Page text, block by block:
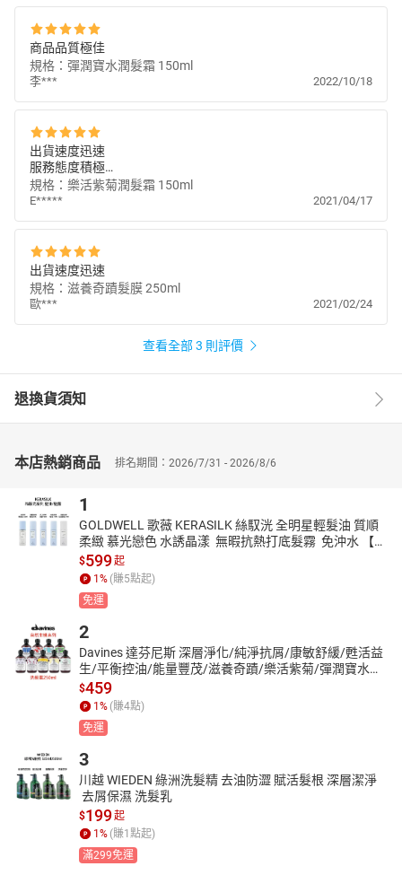
◎滋養奇蹟重建髮膜
適用於一般、細軟、粗硬髮皆可
視覺上立刻見效的髮絲強化效果，重現髮絲亮彩光澤
中到髮尾，靜置3分鐘後梳開後沖淨
說明
依照規定網頁上不得提供成分及使用效果說明，購買前
請親自查詢官網
備註
1.請勿使用在有傷口，紅腫及皮膚異常部位。
2.若使用後產生不適現象，立即停止使用並且洽詢皮膚
科醫師。
3.敏弱性肌膚者,請於耳根部位先做少量使用,無刺激反應
再使用。
4.請將本產品放置陰暗處或是陽光無法直射處保存。
商品品質極佳
規格：彈潤寶水潤髮霜 150ml
李*** 2022/10/18
出貨速度迅速
服務態度積極
商品品質極佳
規格：樂活紫菊潤髮霜 150ml
E***** 2021/04/17
出貨速度迅速
規格：滋養奇蹟髮膜 250ml
歐*** 2021/02/24
查看全部 3 則評價
退換貨須知
本店熱銷商品 排名期間：2026/7/31 - 2026/8/6
1
GOLDWELL 歌薇 KERASILK 絲馭洸 全明星輕髮油 質順
柔緻 慕光戀色 水誘晶漾  無暇抗熱打底髮霧  免沖水 【貝
羅卡】
$599起
1 % (賺5點起)
免運
2
Davines 達芬尼斯 深層淨化/純淨抗屑/康敏舒緩/甦活益
生/平衡控油/能量豐茂/滋養奇蹟/樂活紫菊/彈潤寶水洗
髮露250ml 【貝羅卡】
$459
1 % (賺4點)
免運
3
川越 WIEDEN 綠洲洗髮精 去油防澀 賦活髮根 深層潔淨
去屑保濕 洗髮乳
$199起
1 % (賺1 點起)
滿299免運